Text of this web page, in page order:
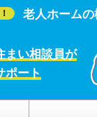
老人ホーム
まい相談員が
ポート